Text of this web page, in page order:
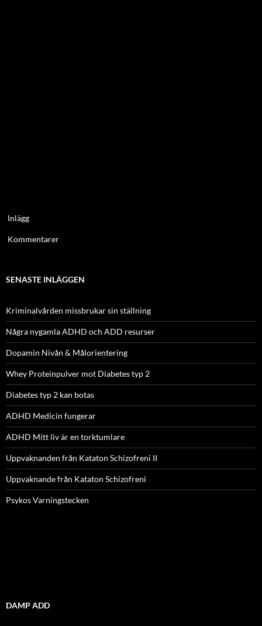
Inlägg
Kommentarer
SENASTE INLÄGGEN
Kriminalvården missbrukar sin ställning
Några nygamla ADHD och ADD resurser
Dopamin Nivån & Målorientering
Whey Proteinpulver mot Diabetes typ 2
Diabetes typ 2 kan botas
ADHD Medicin fungerar
ADHD Mitt liv är en torktumlare
Uppvaknanden från Kataton Schizofreni II
Uppvaknande från Kataton Schizofreni
Psykos Varningstecken
DAMP ADD